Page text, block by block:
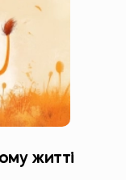
житті